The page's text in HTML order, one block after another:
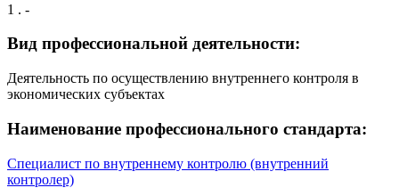
1 . -
Вид профессиональной деятельности:
Деятельность по осуществлению внутреннего контроля в
экономических субъектах
Наименование профессионального стандарта:
Специалист по внутреннему контролю (внутренний
контролер)